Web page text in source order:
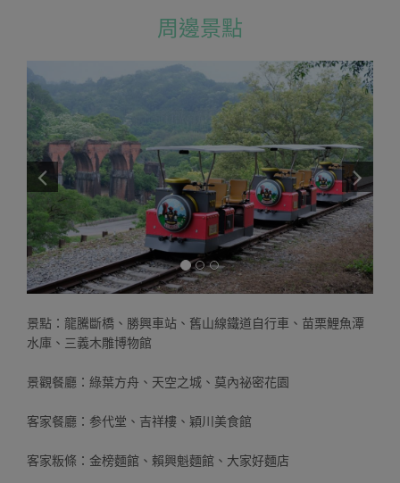
周邊景點
景點：龍騰斷橋、勝興車站、舊山線鐵道自行車、苗栗鯉魚潭
水庫、三義木雕博物館
景觀餐廳：綠葉方舟、天空之城、莫內祕密花園
客家餐廳：参代堂、吉祥樓、穎川美食館
客家粄條：金榜麵館、賴興魁麵館、大家好麵店